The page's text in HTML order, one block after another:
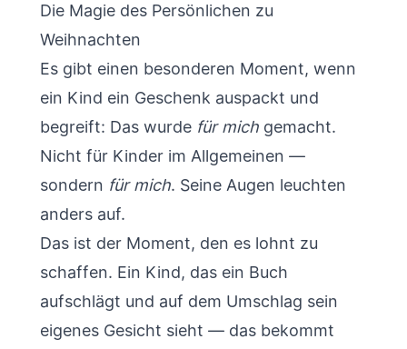
Die Magie des Persönlichen zu
Weihnachten
Es gibt einen besonderen Moment, wenn
ein Kind ein Geschenk auspackt und
begreift: Das wurde für mich gemacht.
Nicht für Kinder im Allgemeinen —
sondern für mich. Seine Augen leuchten
anders auf.
Das ist der Moment, den es lohnt zu
schaffen. Ein Kind, das ein Buch
aufschlägt und auf dem Umschlag sein
eigenes Gesicht sieht — das bekommt